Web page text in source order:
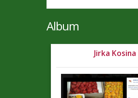
Album
Jirka Kosina